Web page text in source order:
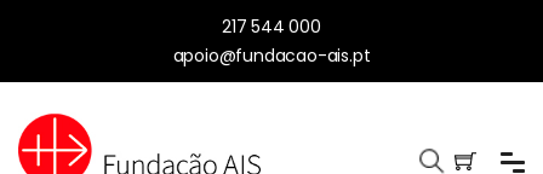
217 544 000
apoio@fundacao-ais.pt